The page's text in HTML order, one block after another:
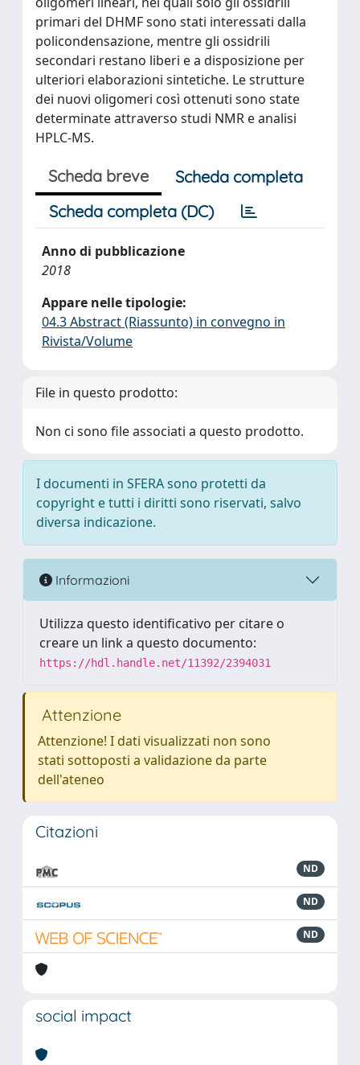
primari del DHMF sono stati interessati dalla
policondensazione, mentre gli ossidrili
secondari restano liberi e a disposizione per
ulteriori elaborazioni sintetiche. Le strutture
dei nuovi oligomeri così ottenuti sono state
determinate attraverso studi NMR e analisi
HPLC-MS.
Scheda breve
Scheda completa
Scheda completa (DC)
Anno di pubblicazione
2018
Appare nelle tipologie:
04.3 Abstract (Riassunto) in convegno in
Rivista/Volume
File in questo prodotto:
Non ci sono file associati a questo prodotto.
I documenti in SFERA sono protetti da
copyright e tutti i diritti sono riservati, salvo
diversa indicazione.
Informazioni
Utilizza questo identificativo per citare o
creare un link a questo documento:
https://hdl.handle.net/11392/2394031
Attenzione
Attenzione! I dati visualizzati non sono
stati sottoposti a validazione da parte
dell'ateneo
Citazioni
ND
ND
ND
social impact